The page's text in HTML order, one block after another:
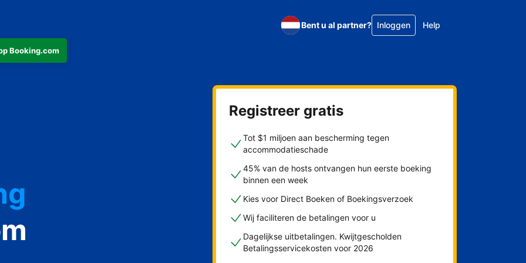
Booking.com
Bent u al partner? Inloggen Help
Registreer gratis
Tot $1 miljoen aan bescherming tegen
accommodatieschade
45% van de hosts ontvangen hun eerste boeking
binnen een week
Kies voor Direct Boeken of Boekingsverzoek
Wij faciliteren de betalingen voor u
Dagelijkse uitbetalingen. Kwijtgescholden
Betalingsservicekosten voor 2026